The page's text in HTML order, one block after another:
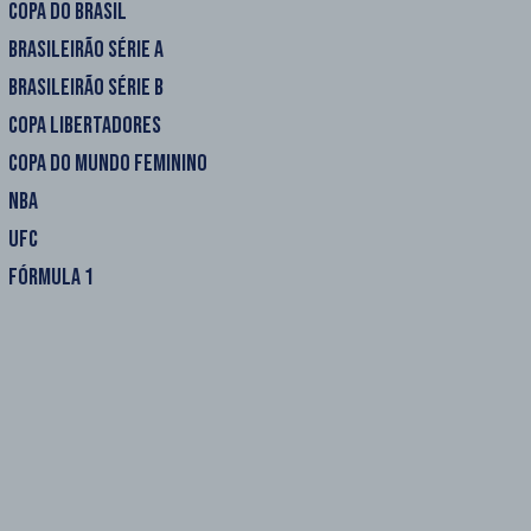
COPA DO BRASIL
BRASILEIRÃO SÉRIE A
BRASILEIRÃO SÉRIE B
COPA LIBERTADORES
COPA DO MUNDO FEMININO
NBA
UFC
FÓRMULA 1